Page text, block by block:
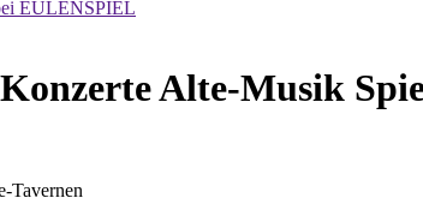
EULENSPIEL
Alte-Musik
Tavernen